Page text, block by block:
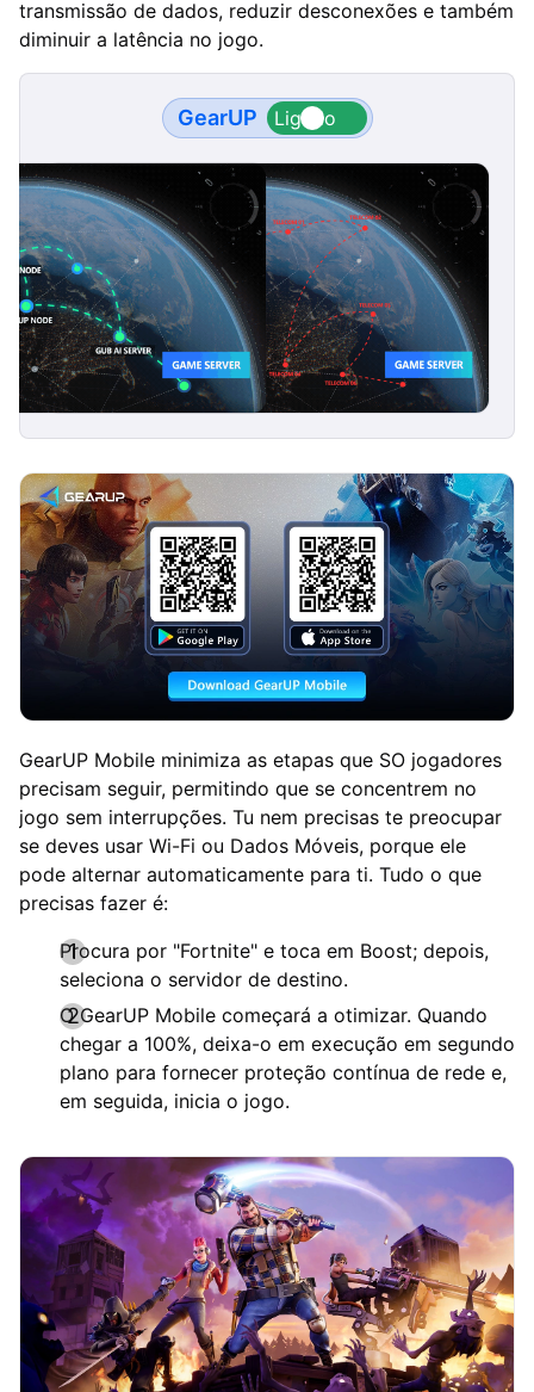
transmissão de dados, reduzir desconexões e também
diminuir a latência no jogo.
GearUP
GearUP Mobile minimiza as etapas que SO jogadores
precisam seguir, permitindo que se concentrem no
jogo sem interrupções. Tu nem precisas te preocupar
se deves usar Wi-Fi ou Dados Móveis, porque ele
pode alternar automaticamente para ti. Tudo o que
precisas fazer é:
Procura por "Fortnite" e toca em Boost; depois,
seleciona o servidor de destino.
O GearUP Mobile começará a otimizar. Quando
chegar a 100%, deixa-o em execução em segundo
plano para fornecer proteção contínua de rede e,
em seguida, inicia o jogo.